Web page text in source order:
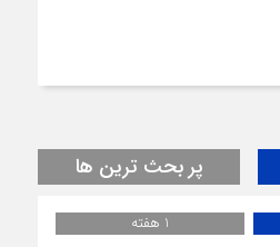
پر بحث ترین ها
1 هفته